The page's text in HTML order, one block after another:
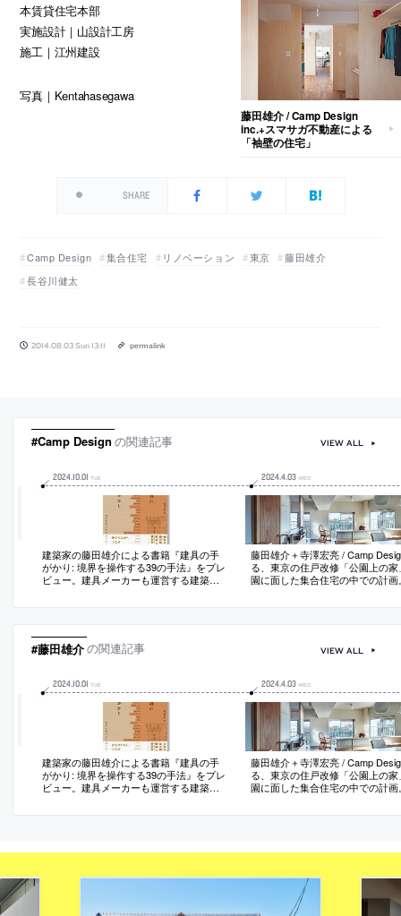
本賃貸住宅本部
実施設計｜山設計工房
施工｜江州建設
写真｜Kentahasegawa
藤田雄介 / Camp Design
inc.+スマサガ不動産による
「袖壁の住宅」
SHARE
Camp Design 集合住宅 リノベーション 東京
藤田雄介
長谷川健太
2014.08.03 Sun 13:11 permalink
#Camp Design の関連記事
2024.10.01 TUE
建築家の藤田雄介による書籍『建具の手
がかり: 境界を操作する39の手法』をプレ
ビュー。建具メーカーも運営する建築家
品と著者自身による13作品を取り上
2024.4.03 WED
藤田雄介＋寺澤宏亮 / Camp
る、東京の住戸改修「公園上の家
園に面した集合住宅の中での計画
収納を兼ねた腰壁と建具の組合わ
を設けて“落ち着いた”室内環境に
VIEW ALL
#藤田雄介の関連記事
2024.10.01 TUE
建築家の藤田雄介による書籍『建具の手
がかり: 境界を操作する39の手法』をプレ
ビュー。建具メーカーも運営する建築家
品と著者自身による13作品を取り上
2024.4.03 WED
藤田雄介＋寺澤宏亮 / Camp
る、東京の住戸改修「公園上の家
園に面した集合住宅の中での計画
収納を兼ねた腰壁と建具の組合わ
能とする
VIEW ALL